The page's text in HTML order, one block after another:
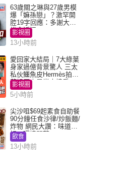
63歲關之琳與27歲男模
爆「嫲孫戀」？激罕開
腔19字回應：多謝大家
掛念近況
影視圈
13小時前
愛回家大結局｜7大綠葉
身家過億背景驚人 三太
私伙鱷魚皮Hermès拍劇
蘇姐原來是半山樓后
影視圈
5小時前
尖沙咀$69起素食自助餐
90分鐘任食沙律/炒飯麵/
炸物 網民大讚：味道
好，環境闊落
飲食
13小時前